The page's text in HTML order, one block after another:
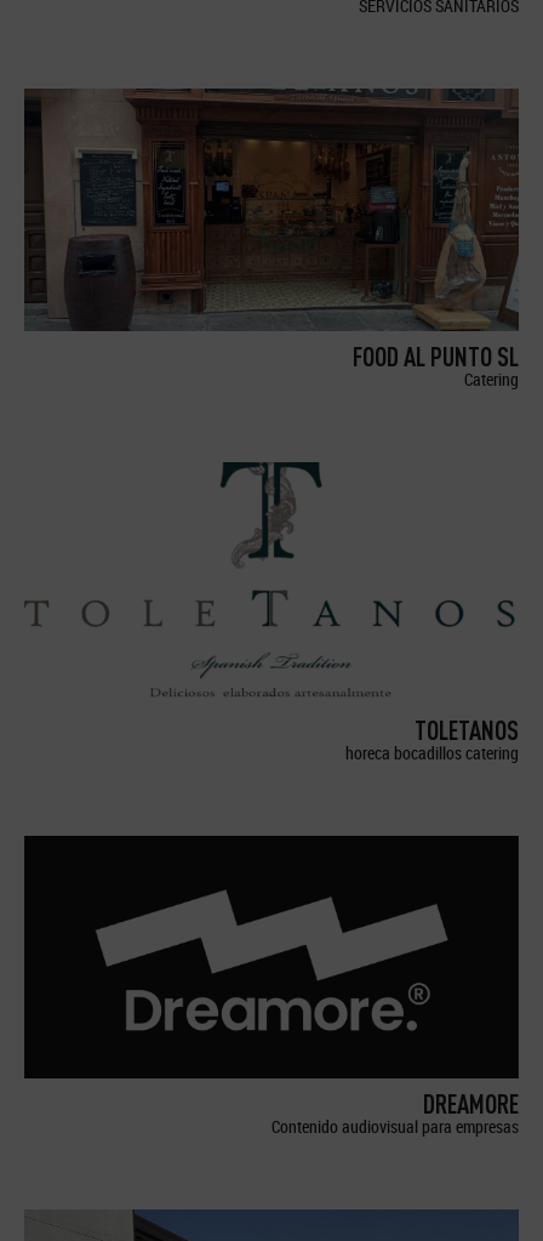
SERVICIOS SANITARIOS
FOOD AL PUNTO SL
Catering
TOLETANOS
horeca bocadillos catering
DREAMORE
Contenido audiovisual para empresas